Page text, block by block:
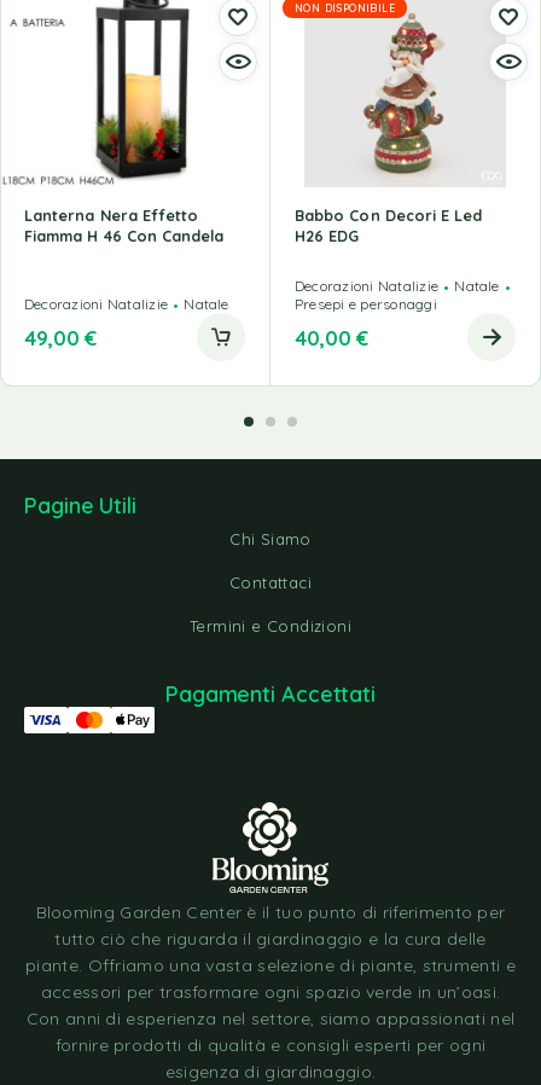
Lanterna Nera Effetto
Fiamma H 46 Con Candela
Decorazioni Natalizie Natale
49,00 €
NON DISPONIBILE
Babbo Con Decori E Led
H26 EDG
Decorazioni Natalizie
Natale
Presepi e personaggi
40,00 €
Pagine Utili
Chi Siamo
Contattaci
Termini e Condizioni
Blooming Garden Center è il tuo punto di riferimento per
tutto ciò che riguarda il giardinaggio e la cura delle
piante. Offriamo una vasta selezione di piante, strumenti e
accessori per trasformare ogni spazio verde in un’oasi.
Con anni di esperienza nel settore, siamo appassionati nel
fornire prodotti di qualità e consigli esperti per ogni
esigenza di giardinaggio.
Pagamenti Accettati